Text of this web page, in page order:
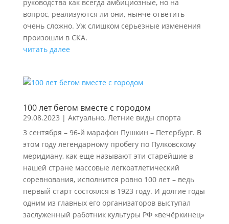
руководства как всегда амбициозные, но на
вопрос, реализуются ли они, нынче ответить
очень сложно. Уж слишком серьезные изменения
произошли в СКА.
читать далее
100 лет бегом вместе с городом
29.08.2023 | Актуально, Летние виды спорта
3 сентября – 96-й марафон Пушкин – Петербург. В
этом году легендарному пробегу по Пулковскому
меридиану, как еще называют эти старейшие в
нашей стране массовые легкоатлетический
соревнования, исполнится ровно 100 лет – ведь
первый старт состоялся в 1923 году. И долгие годы
одним из главных его организаторов выступал
заслуженный работник культуры РФ «вечёркинец»